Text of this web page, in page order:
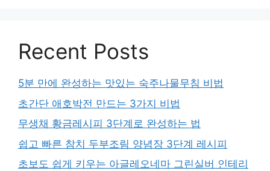
Recent Posts
5분 만에 완성하는 맛있는 숙주나물무침 비법
초간단 애호박전 만드는 3가지 비법
무생채 황금레시피 3단계로 완성하는 법
쉽고 빠른 참치 두부조림 양념장 3단계 레시피
초보도 쉽게 키우는 아글레오네마 그린실버 인테리